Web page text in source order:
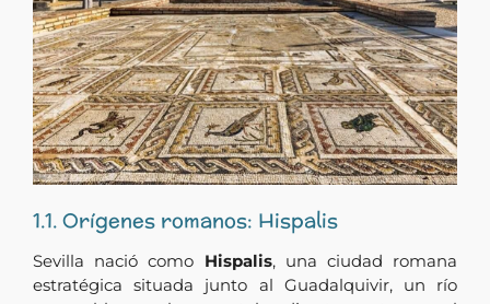
1.1. Orígenes romanos: Hispalis
Sevilla nació como Hispalis, una ciudad romana
estratégica situada junto al Guadalquivir, un río